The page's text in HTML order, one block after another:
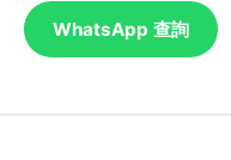
WhatsApp 查詢